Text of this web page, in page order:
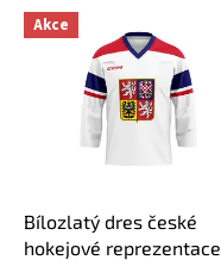
Akce
Bílozlatý dres české
hokejové reprezentace